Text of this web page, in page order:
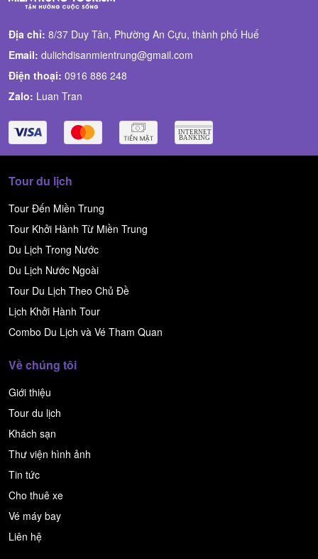
Địa chỉ: 8/37 Duy Tân, Phường An Cựu, thành phố Huế
Email: dulichdisanmientrung@gmail.com
Điện thoại: 0916 886 248
Zalo: Luan Tran
Tour du lịch
Tour Đến Miền Trung
Tour Khởi Hành Từ Miền Trung
Du Lịch Trong Nước
Du Lịch Nước Ngoài
Tour Du Lịch Theo Chủ Đề
Lịch Khởi Hành Tour
Combo Du Lịch và Vé Tham Quan
Về chúng tôi
Giới thiệu
Tour du lịch
Khách sạn
Thư viện hình ảnh
Tin tức
Cho thuê xe
Vé máy bay
Liên hệ